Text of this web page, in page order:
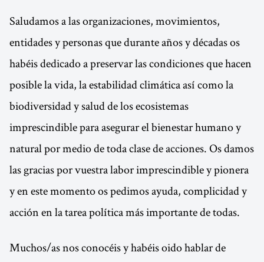
Saludamos a las organizaciones, movimientos,
entidades y personas que durante años y décadas os
habéis dedicado a preservar las condiciones que hacen
posible la vida, la estabilidad climática así como la
biodiversidad y salud de los ecosistemas
imprescindible para asegurar el bienestar humano y
natural por medio de toda clase de acciones. Os damos
las gracias por vuestra labor imprescindible y pionera
y en este momento os pedimos ayuda, complicidad y
acción en la tarea política más importante de todas.
Muchos/as nos conocéis y habéis oido hablar de